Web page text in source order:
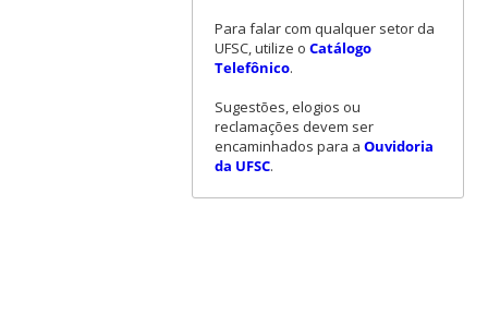
Para falar com qualquer setor da
UFSC, utilize o Catálogo
Telefônico.
Sugestões, elogios ou
reclamações devem ser
encaminhados para a Ouvidoria
da UFSC.